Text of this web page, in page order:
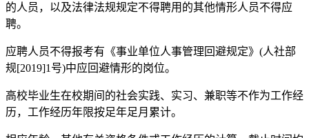
的人员，以及法律法规规定不得聘用的其他情形人员不得应
聘。
应聘人员不得报考有《事业单位人事管理回避规定》(人社部
规[2019]1号)中应回避情形的岗位。
高校毕业生在校期间的社会实践、实习、兼职等不作为工作经
历，工作经历年限按足年足月累计。